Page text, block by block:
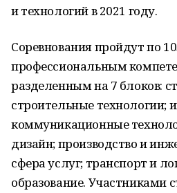
и технологий в 2021 году.
Соревнования пройдут по
профессиональным
разделенным на 7 блоков:
строительные
коммуникационные
дизайн; производство и
сфера услуг; транспорт и
образование. Участниками